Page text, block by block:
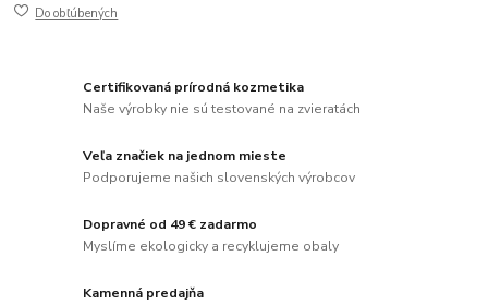
Do obľúbených
Certifikovaná prírodná kozmetika
Naše výrobky nie sú testované na zvieratách
Veľa značiek na jednom mieste
Podporujeme našich slovenských výrobcov
Dopravné od 49 € zadarmo
Myslíme ekologicky a recyklujeme obaly
Kamenná predajňa